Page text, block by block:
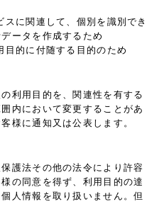
スに関連して、個別を識別でき
ータを作成するため
目的に付随する目的のため
利用目的を、関連性を有する
内において変更することがあ
様に通知又は公表します。
護法その他の法令により許容
の同意を得ず、利用目的の達
人情報を取り扱いません。但